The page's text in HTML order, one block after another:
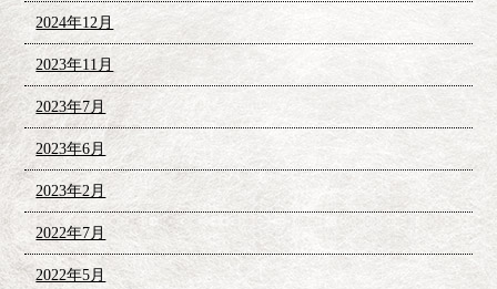
2024年12月
2023年11月
2023年7月
2023年6月
2023年2月
2022年7月
2022年5月